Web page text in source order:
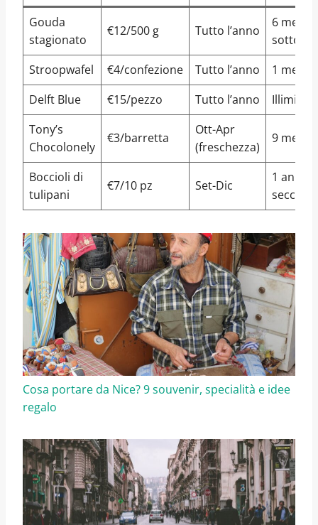
Gouda
stagionato
€12/500 g Tutto l’anno
6 mesi
Stroopwafel
€4/confezione Tutto l’anno
1 mese
Delft Blue
€15/pezzo Tutto l’anno
Illimitata
Tony’s
Chocolonely
€3/barretta
Ott-Apr
(freschezza)
9 mesi
Boccioli di
tulipani
€7/10 pz Set-Dic
1 anno
secco
Cosa portare da Nice? 9 souvenir, specialità e idee
regalo